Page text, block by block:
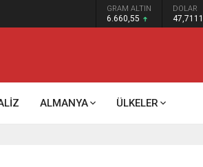
GRAM ALTIN
6.660,55
DOLAR
47,7111
ALMANYA ÜLKELER